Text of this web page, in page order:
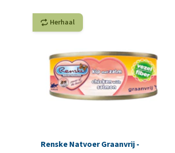
Herhaal
Renske Natvoer Graanvrij -